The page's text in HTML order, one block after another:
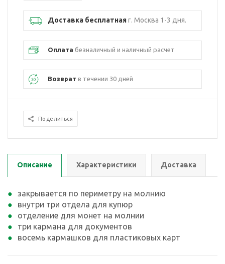
Доставка бесплатнаяг. Москва 1-3 дня.
Оплата безналичный и наличный расчет
Возврат в течении 30 дней
Поделиться
Описание Характеристики Доставка
закрывается по периметру на молнию
внутри три отдела для купюр
отделение для монет на молнии
три кармана для документов
восемь кармашков для пластиковых карт